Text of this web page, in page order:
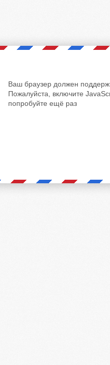
Ваш браузер должен
Пожалуйста, включите
попробуйте ещё раз